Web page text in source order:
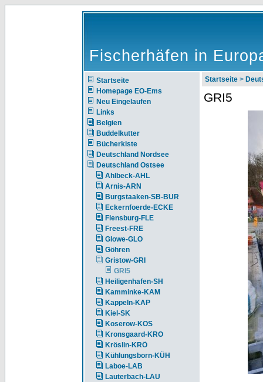
Fischerhäfen in
Startseite
Homepage EO-Ems
Neu Eingelaufen
Links
Belgien
Buddelkutter
Bücherkiste
Deutschland Nordsee
Deutschland Ostsee
Ahlbeck-AHL
Arnis-ARN
Burgstaaken-SB-BUR
Eckernfoerde-ECKE
Flensburg-FLE
Freest-FRE
Glowe-GLO
Göhren
Gristow-GRI
GRI5
Heiligenhafen-SH
Kamminke-KAM
Kappeln-KAP
Kiel-SK
Koserow-KOS
Kronsgaard-KRO
Kröslin-KRÖ
Kühlungsborn-KÜH
Laboe-LAB
Lauterbach-LAU
Startseite >
GRI5